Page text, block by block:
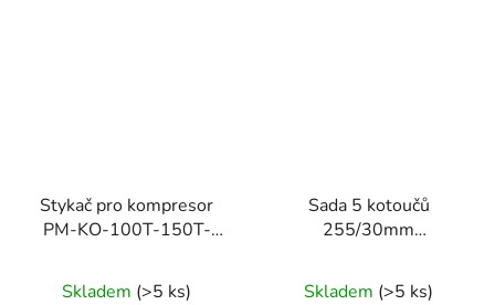
Stykač pro kompresor
PM-KO-100T-150T-
Skladem (>5 ks)
Sada 5 kotoučů
255/30mm
Skladem (>5 ks)